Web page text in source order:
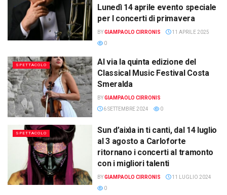
Lunedì 14 aprile evento speciale
per I concerti di primavera
BYGIAMPAOLO CIRRONIS
11 APRILE 2025
0
SPETTACOLO
Al via la quinta edizione del
Classical Music Festival Costa
Smeralda
BYGIAMPAOLO CIRRONIS
6 SETTEMBRE 2024
0
SPETTACOLO
Sun d’aixìa in ti canti, dal 14 luglio
al 3 agosto a Carloforte
ritornano i concerti al tramonto
con i migliori talenti
BYGIAMPAOLO CIRRONIS
11 LUGLIO 2024
0